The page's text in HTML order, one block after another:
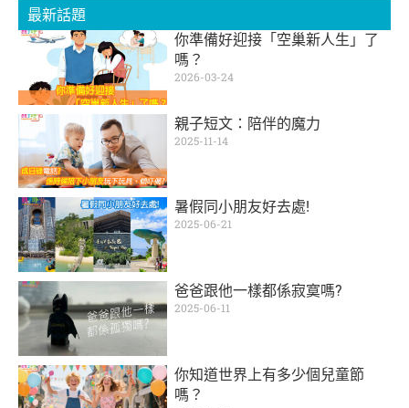
最新話題
你準備好迎接「空巢新人生」了
嗎？
2026-03-24
親子短文：陪伴的魔力
2025-11-14
暑假同小朋友好去處!
2025-06-21
爸爸跟他一樣都係寂寞嗎?
2025-06-11
你知道世界上有多少個兒童節
嗎？